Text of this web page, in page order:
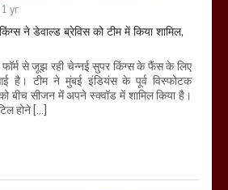
1 yr
ने डेवाल्ड ब्रेविस को टीम में किया शामिल,
से जूझ रही चेन्नई सुपर किंग्स के फैंस के लिए
है। टीम ने मुंबई इंडियंस के पूर्व विस्फोटक
बीच सीजन में अपने स्क्वॉड में शामिल किया है।
होने […]